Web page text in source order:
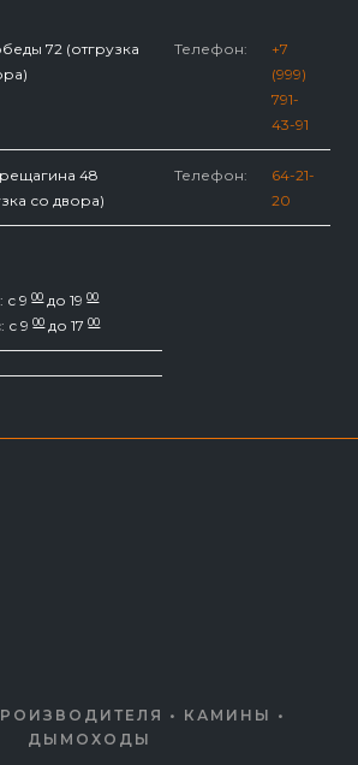
72 (отгрузка
Телефон:
+7
(999)
791-
43-91
48
со двора)
Телефон:
64-21-
20
с 900до 1900
с 900до 1700
• КАМИНЫ •
ДЫМОХОДЫ